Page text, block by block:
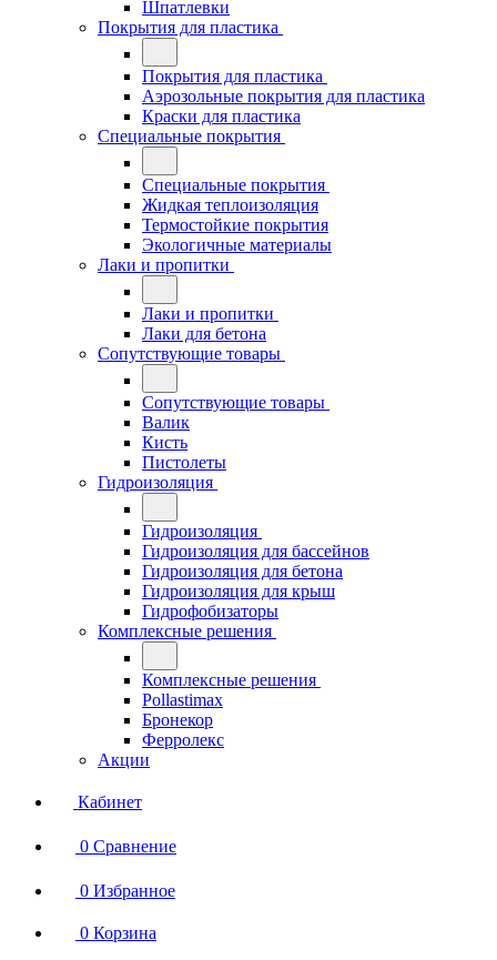
Шпатлевки
Покрытия для пластика
Покрытия для пластика
Аэрозольные покрытия для пластика
Краски для пластика
Специальные покрытия
Специальные покрытия
Жидкая теплоизоляция
Термостойкие покрытия
Экологичные материалы
Лаки и пропитки
Лаки и пропитки
Лаки для бетона
Сопутствующие товары
Сопутствующие товары
Валик
Кисть
Пистолеты
Гидроизоляция
Гидроизоляция
Гидроизоляция для бассейнов
Гидроизоляция для бетона
Гидроизоляция для крыш
Гидрофобизаторы
Комплексные решения
Комплексные решения
Pollastimax
Бронекор
Ферролекс
Акции
Кабинет
0 Сравнение
0 Избранное
0 Корзина